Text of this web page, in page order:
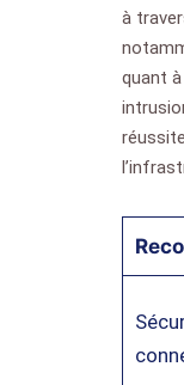
à
quant